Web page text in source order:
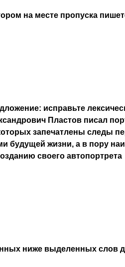
на месте пропуска
исправьте
Пластов писал
запечатлены следы
будущей жизни, а в пору
своего автопортрета
ниже выделенных слов